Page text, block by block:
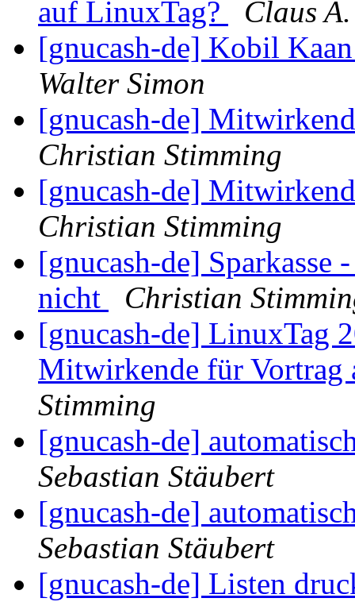
auf LinuxTag?
Claus
[gnucash-de] Kobil
Walter Simon
[gnucash-de]
Christian Stimming
[gnucash-de]
Christian Stimming
[gnucash-de]
nicht
Christian
[gnucash-de] LinuxTag
Mitwirkende für
Stimming
[gnucash-de]
Sebastian Stäubert
[gnucash-de]
Sebastian Stäubert
[gnucash-de] Listen